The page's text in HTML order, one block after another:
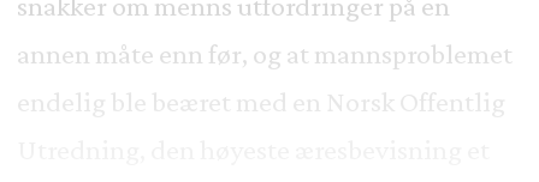
annen måte enn før, og at mannsproblemet
endelig ble beæret med en Norsk Offentlig